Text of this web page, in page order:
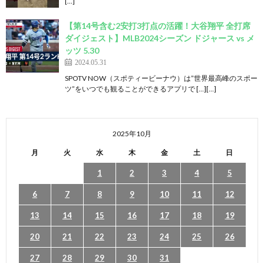
【第14号含む2安打3打点の活躍！大谷翔平 全打席
ダイジェスト】MLB2024シーズン ドジャース vs メ
ッツ 5.30
2024.05.31
SPOTV NOW（スポティービーナウ）は”世界最高峰のスポー
ツ”をいつでも観ることができるアプリで […][…]
2025年10月
月 火 水 木 金 土 日
1 2 3 4 5
6 7 8 9 10 11 12
13 14 15 16 17 18 19
20 21 22 23 24 25 26
27 28 29 30
31